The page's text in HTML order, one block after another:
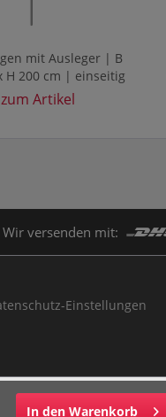
mit Ausleger | B
H 200 cm | einseitig
bedruckt
zum Artikel
Wir versenden mit:
Einstellungen
In den Warenkorb